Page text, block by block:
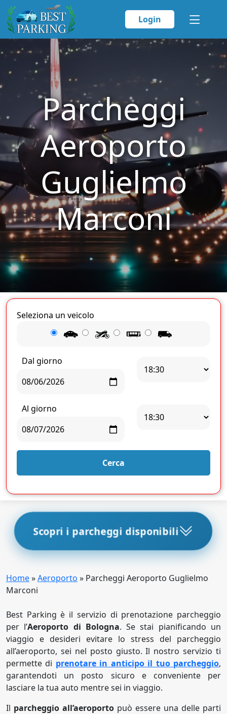
Login
Parcheggi
Aeroporto
Guglielmo
Marconi
Seleziona un veicolo
Dal giorno
Al giorno
Cerca
Scopri i parcheggi disponibili
Home»Aeroporto » Parcheggi Aeroporto Guglielmo
Marconi
Best Parking è il servizio di prenotazione parcheggio
per l’Aeroporto di Bologna. Se stai pianificando un
viaggio e desideri evitare lo stress del parcheggio
all’aeroporto, sei nel posto giusto. Il nostro servizio ti
permette di prenotare in anticipo il tuo parcheggio,
garantendoti un posto sicuro e conveniente per
lasciare la tua auto mentre sei in viaggio.
Il parcheggio all’aeroporto può essere una delle parti